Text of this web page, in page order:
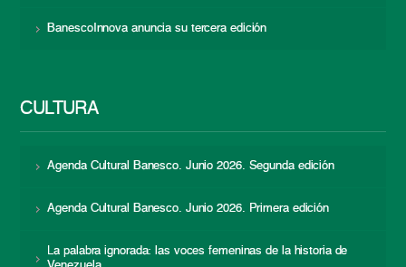
BanescoInnova anuncia su tercera edición
CULTURA
Agenda Cultural Banesco. Junio 2026. Segunda edición
Agenda Cultural Banesco. Junio 2026. Primera edición
La palabra ignorada: las voces femeninas de la historia de